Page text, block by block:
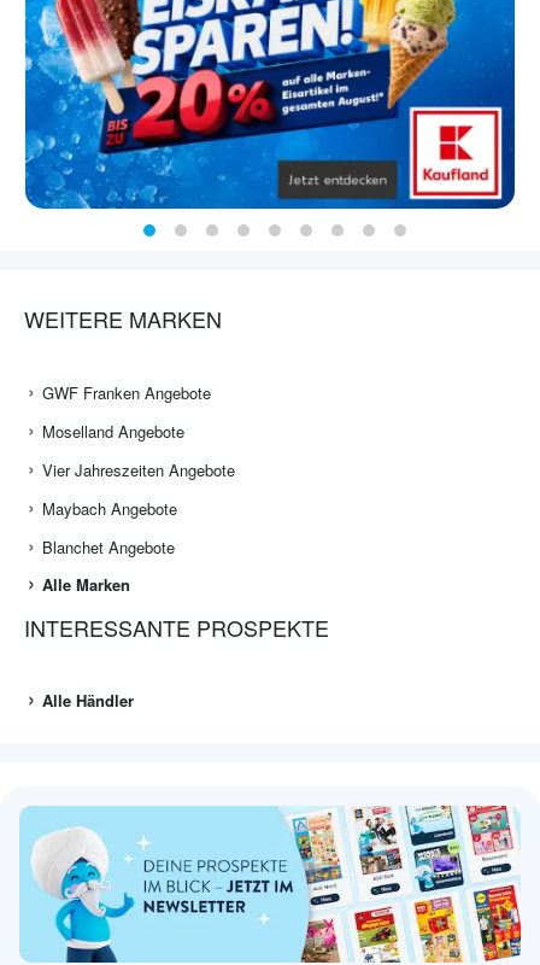
WEITERE MARKEN
GWF Franken Angebote
Moselland Angebote
Vier Jahreszeiten Angebote
Maybach Angebote
Blanchet Angebote
Alle Marken
INTERESSANTE PROSPEKTE
Alle Händler